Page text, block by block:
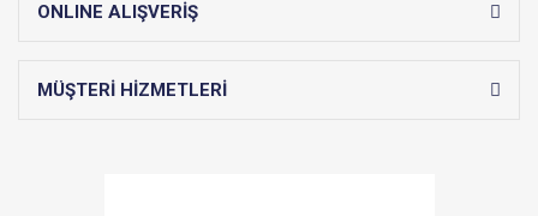
ONLINE ALIŞVERİŞ
MÜŞTERİ HİZMETLERİ